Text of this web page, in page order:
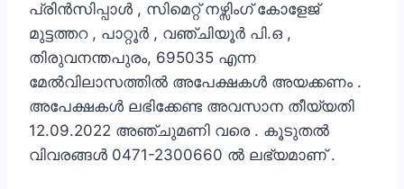
പ്രിൻസിപ്പാൾ , സിമെറ്റ് നഴ്സിംഗ് കോളേജ്
മുട്ടത്തറ , പാറ്റൂർ , വഞ്ചിയൂർ പി.ഒ ,
തിരുവനന്തപുരം, 695035 എന്ന
മേൽവിലാസത്തിൽ അപേക്ഷകൾ അയക്കണം .
അപേക്ഷകൾ ലഭിക്കേണ്ട അവസാന തീയ്യതി
12.09.2022 അഞ്ചുമണി വരെ . കൂടുതൽ
വിവരങ്ങൾ 0471-2300660 ൽ ലഭ്യമാണ് .